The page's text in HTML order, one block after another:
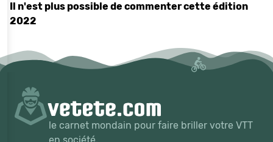
Il n'est plus possible de commenter cette édition
2022
le carnet mondain pour faire briller votre VTT